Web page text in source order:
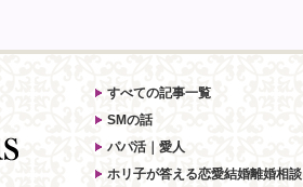
すべての記事一覧
SMの話
パパ活｜愛人
ホリ子が答える恋愛結婚離婚相談